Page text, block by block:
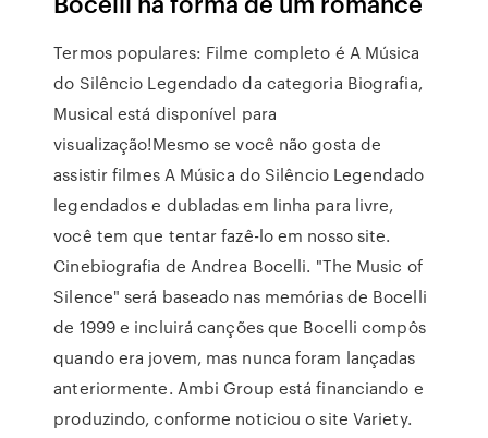
Termos populares: Filme completo é A Música
do Silêncio Legendado da categoria Biografia,
Musical está disponível para
visualização!Mesmo se você não gosta de
assistir filmes A Música do Silêncio Legendado
legendados e dubladas em linha para livre,
você tem que tentar fazê-lo em nosso site.
Cinebiografia de Andrea Bocelli. "The Music of
Silence" será baseado nas memórias de Bocelli
de 1999 e incluirá canções que Bocelli compôs
quando era jovem, mas nunca foram lançadas
anteriormente. Ambi Group está financiando e
produzindo, conforme noticiou o site Variety.